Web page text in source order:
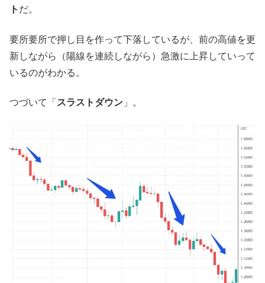
ト だ。
要所要所で押し目を作って下落しているが、前の高値を更
新しながら（陽線を連続しながら）急激に上昇していって
いるのがわかる。
つづいて「 スラストダウン 」。